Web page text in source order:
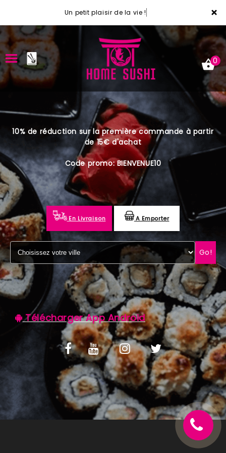
×
Un petit plaisir de la vie !
ACCUEIL
VOTRE COMPTE
NOTRE RESTAURANT
VOS AVIS
MENTIONS LÉGALES
C.G.V
0
10% de réduction sur la première commande à partir
de 15€ d'achat
Code promo: BIENVENUE10
En Livraison A Emporter
Go!
Télécharger App Android